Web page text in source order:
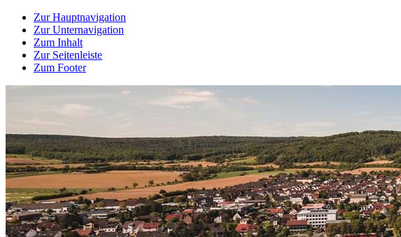
Zur Hauptnavigation
Zur Unternavigation
Zum Inhalt
Zur Seitenleiste
Zum Footer